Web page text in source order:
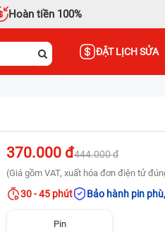
Hoàn tiền 100%
ĐẶT LỊCH SỬA
370.000 đ444.000 đ
(Giá gồm VAT, xuất hóa đơn điện tử
30 - 45 phút Bảo hành pin
Pin